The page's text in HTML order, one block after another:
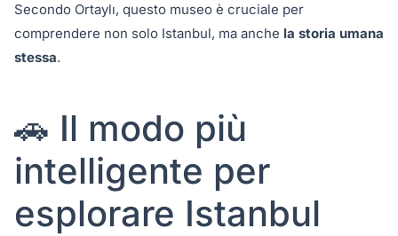
Secondo Ortaylı, questo museo è cruciale per
comprendere non solo Istanbul, ma anche la storia umana
stessa.
🚗 Il modo più
intelligente per
esplorare Istanbul